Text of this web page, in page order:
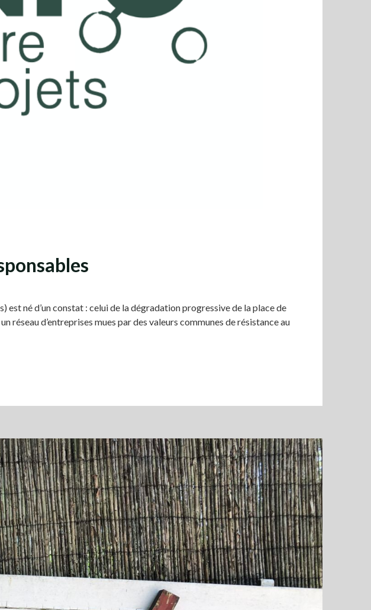
est né d’un constat : celui de la dégradation progressive de la place de
réseau d’entreprises mues par des valeurs communes de résistance au